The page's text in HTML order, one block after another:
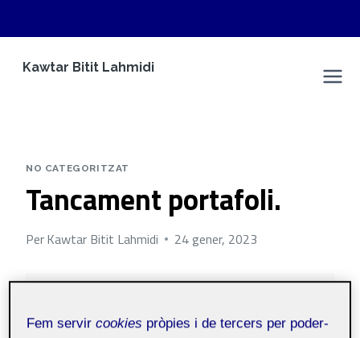
Kawtar Bitit Lahmidi
NO CATEGORITZAT
Tancament portafoli.
PerKawtar Bitit Lahmidi 24 gener, 2023
competències TIC
Fem servircookies pròpies i de tercers per poder-